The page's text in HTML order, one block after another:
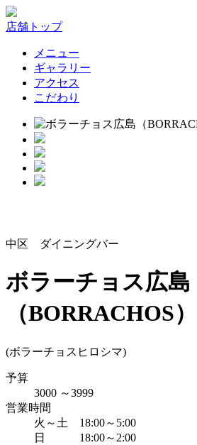
店舗トップ
メニュー
ギャラリー
アクセス
こだわり
中区 ダイニングバー
ボラーチョス広島
（BORRACHOS）
(ボラーチョスヒロシマ)
予算
3000 ～3999
営業時間
火～土 18:00～5:00
日 18:00～2:00